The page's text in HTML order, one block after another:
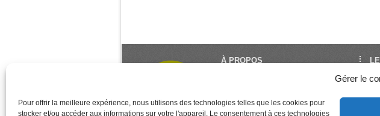
Gérer le
Pour offrir la meilleure expérience, nous utilisons des technologies telles que les cookies pour
stocker et/ou accéder aux informations sur votre l'appareil. Le consentement à ces technologies
À PROPOS
créé et géré par la FNEY et l’UNY,
des associations de dimension